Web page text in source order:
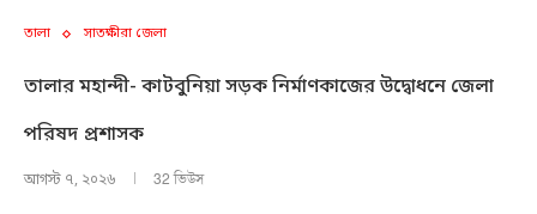
তালা সাতক্ষীরা জেলা
তালার মহান্দী- কাটবুনিয়া সড়ক নির্মাণকাজের উদ্বোধনে জেলা
পরিষদ প্রশাসক
আগস্ট ৭, ২০২৬ 32 ভিউস